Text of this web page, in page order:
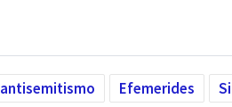
antisemitismo Efemerides